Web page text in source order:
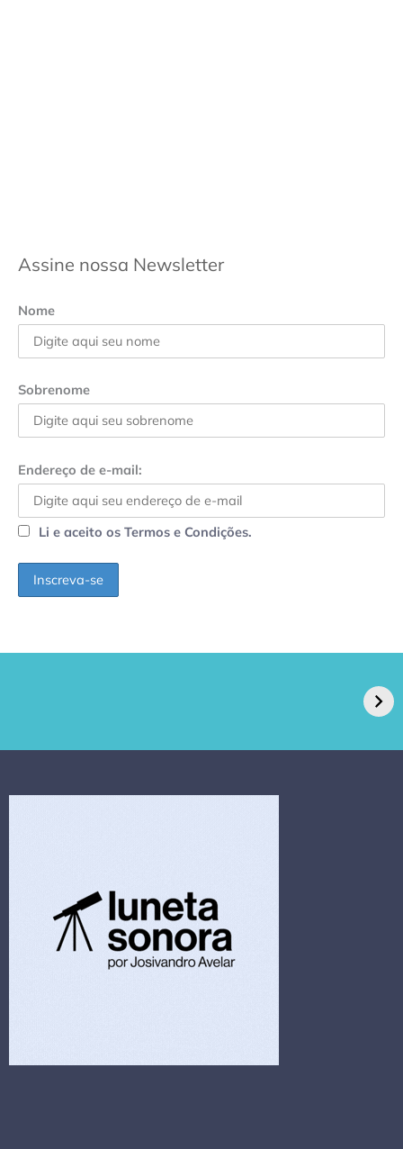
Assine nossa Newsletter
Nome
Sobrenome
Endereço de e-mail:
Li e aceito os Termos e Condições.
caso de superfungo